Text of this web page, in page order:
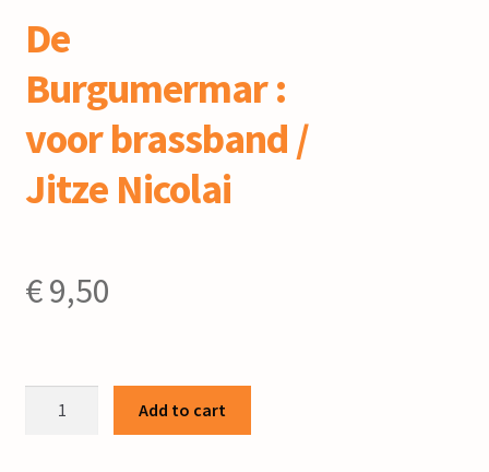
De
Burgumermar :
voor brassband /
Jitze Nicolai
€9,50
Add to cart